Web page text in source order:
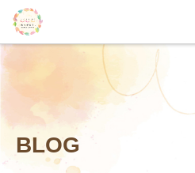
BLOG